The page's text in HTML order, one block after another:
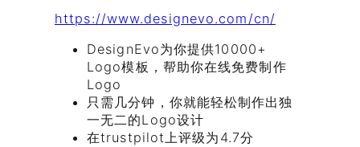
https://www.designevo.com/cn/
DesignEvo为你提供10000+
Logo模板，帮助你在线免费制作
Logo
只需几分钟，你就能轻松制作出独
一无二的Logo设计
在trustpilot上评级为4.7分